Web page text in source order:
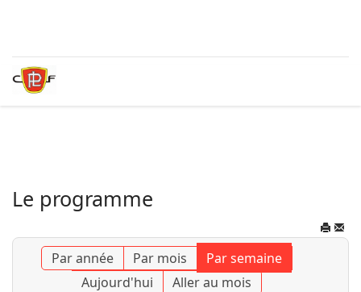
Le programme
Par année Par mois
Par semaine
Aujourd'hui
Aller au mois